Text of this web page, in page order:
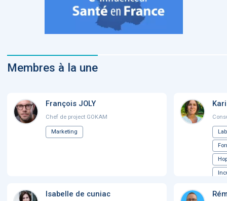
Membres à la une
François JOLY
Chef de project GOKAM
Marketing
Isabelle de cuniac